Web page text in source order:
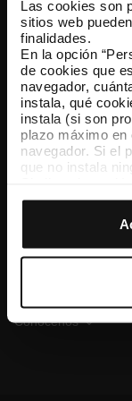
Las cookies son
sitios web
finalidades.
En la opción
de cookies que
navegador,
instala, qué
instala (si son
plazo máximo en
navegador. Si el
que no instala
que todas estas
tipología de
instalen o no las
Una vez que
hacer clic en
previamente. Te
de
opciones de
TMB App
Descárgate TMB
App Store
Conócenos